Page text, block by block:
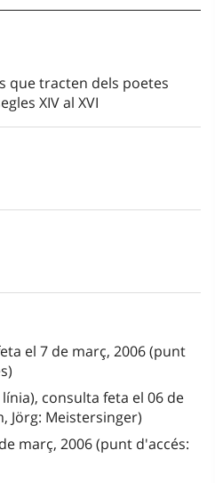
que tracten dels poetes
XIV al XVI
el 7 de març, 2006 (punt
consulta feta el 06 de
Jörg: Meistersinger)
març, 2006 (punt d'accés: